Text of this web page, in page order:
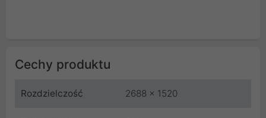
Cechy produktu
Rozdzielczość 2688 x 1520